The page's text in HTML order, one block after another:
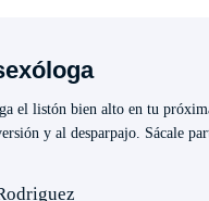
el listón bien alto en tu
y al desparpajo. Sácale